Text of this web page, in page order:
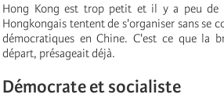
Hong Kong est trop petit et il y a peu de
Hongkongais tentent de s'organiser sans se
démocratiques en Chine. C'est ce que la
départ, présageait déjà.
Démocrate et socialiste